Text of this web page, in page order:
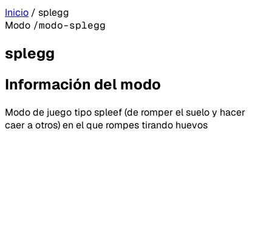
Inicio / splegg
Modo /modo-splegg
splegg
Información del modo
Modo de juego tipo spleef (de romper el suelo y hacer
caer a otros) en el que rompes tirando huevos